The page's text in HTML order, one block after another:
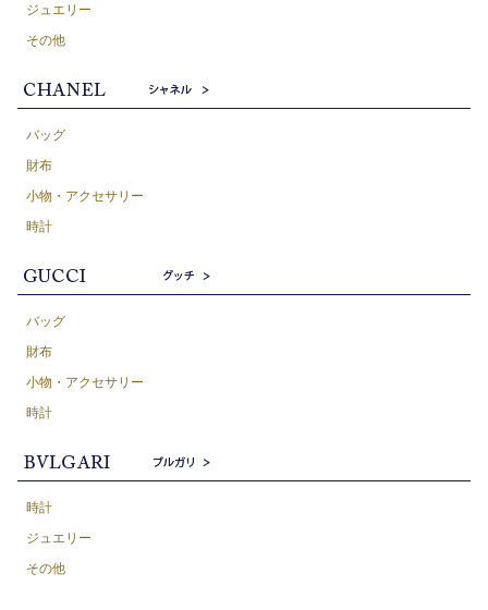
ジュエリー
その他
バッグ
財布
小物・アクセサリー
時計
バッグ
財布
小物・アクセサリー
時計
時計
ジュエリー
その他